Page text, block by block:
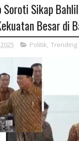
Sikap
Besar di
Politik, Trending